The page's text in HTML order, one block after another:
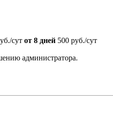
сут от 8 дней 500 руб./сут
администратора.